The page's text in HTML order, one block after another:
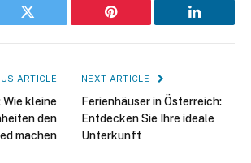
Twitter Pinterest LinkedIn
ARTICLE
kleine
den
machen
NEXT ARTICLE
Ferienhäuser in Österreich:
Entdecken Sie Ihre ideale
Unterkunft